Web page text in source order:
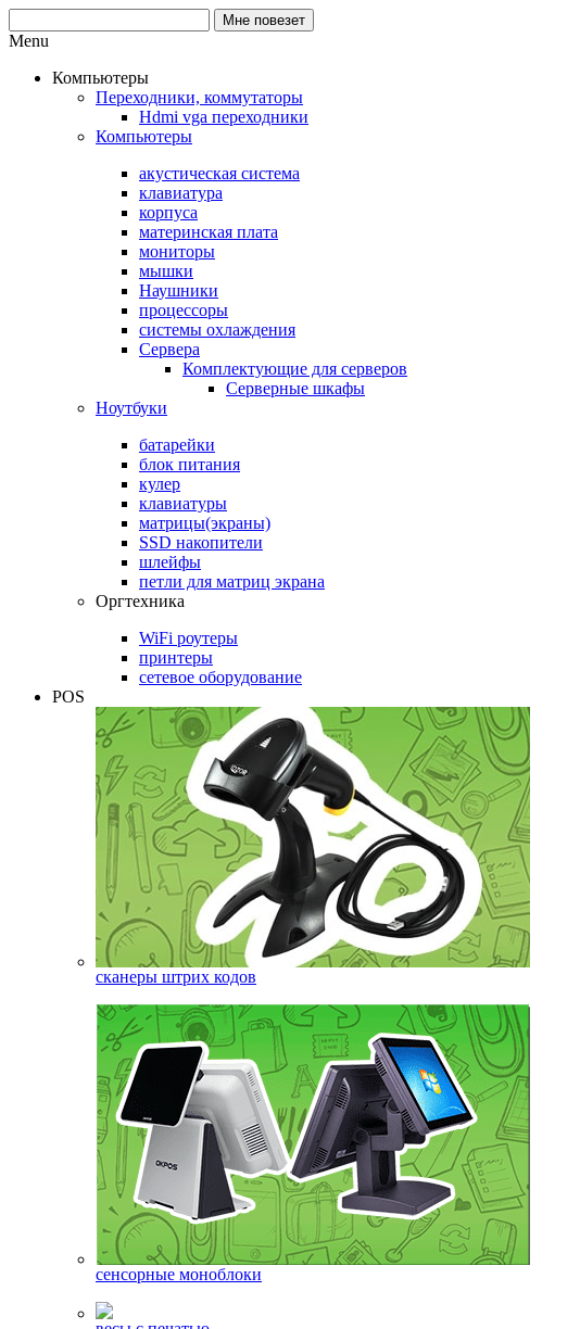
Menu
Компьютеры
Переходники, коммутаторы
Hdmi vga переходники
Компьютеры
акустическая система
клавиатура
корпуса
материнская плата
мониторы
мышки
Наушники
процессоры
системы охлаждения
Сервера
Комплектующие для серверов
Серверные шкафы
Ноутбуки
батарейки
блок питания
кулер
клавиатуры
матрицы(экраны)
SSD накопители
шлейфы
петли для матриц экрана
Оргтехника
WiFi роутеры
принтеры
сетевое оборудование
POS
сканеры штрих кодов
сенсорные моноблоки